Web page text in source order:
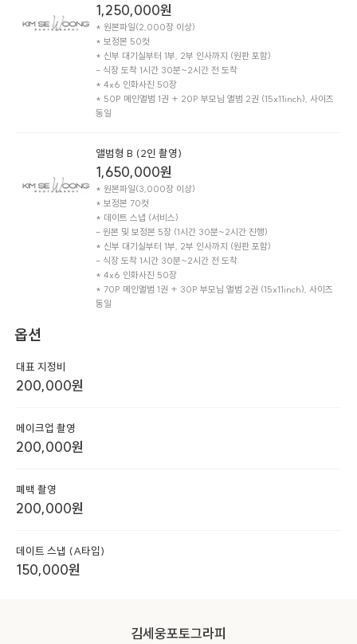
1,250,000원
* 원본파일(2,000장 이상)
* 보정본 50컷
* 신부 대기실부터 1부, 2부 인사까지 (원판 포함)
- 식장 도착 1시간 30분~2시간 전 도착
* 4x6 인화사진 50장
* 50P 메인앨범 1권 + 20P 부모님 앨범 2권 (15x11inch), 사이즈
동일
앨범형 B (2인 촬영)
1,650,000원
* 원본파일(3,000장 이상)
* 보정본 70컷
* 데이트 스냅 (서비스)
- 원본 및 보정본 5장 (1시간 30분~2시간 진행)
* 신부 대기실부터 1부, 2부 인사까지 (원판 포함)
- 식장 도착 1시간 30분~2시간 전 도착
* 4x6 인화사진 50장
* 70P 메인앨범 1권 + 30P 부모님 앨범 2권 (15x11inch), 사이즈
동일
옵션
대표 지정비
200,000원
메이크업 촬영
200,000원
폐백 촬영
200,000원
데이트 스냅 (A타입)
150,000원
김세웅포토그라피